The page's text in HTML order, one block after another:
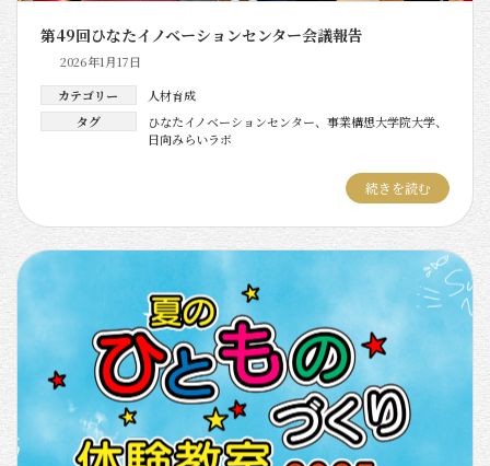
第49回ひなたイノベーションセンター会議報告
2026年1月17日
カテゴリー
人材育成
タグ
ひなたイノベーションセンター、 事業構想大学院大学、
日向みらいラボ
続きを読む